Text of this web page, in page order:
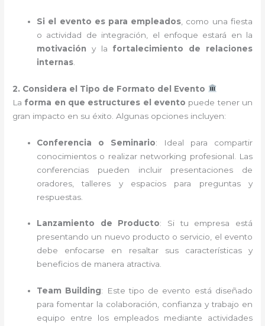
Si el evento es para empleados , como una fiesta
o actividad de integración, el enfoque estará en la
motivación y la fortalecimiento de relaciones
internas
2. Considera el Tipo de Formato del Evento
La forma en que estructures el evento puede tener un
gran impacto en su éxito. Algunas opciones incluyen:
Conferencia o Seminario: Ideal para compartir
conocimientos o realizar networking profesional. Las
conferencias pueden incluir presentaciones de
oradores, talleres y espacios para preguntas y
respuestas.
Lanzamiento de Producto: Si tu empresa está
presentando un nuevo producto o servicio, el evento
debe enfocarse en resaltar sus características y
beneficios de manera atractiva.
Team Building: Este tipo de evento está diseñado
para fomentar la colaboración, confianza y trabajo en
equipo entre los empleados mediante actividades